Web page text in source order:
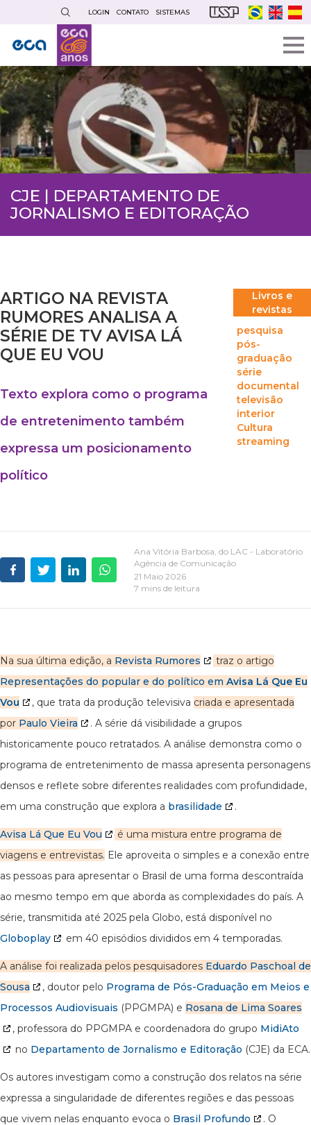
conteúdo
principal
LOGIN CONTATO SISTEMAS
CJE | DEPARTAMENTO DE
JORNALISMO E EDITORAÇÃO
ARTIGO NA REVISTA
RUMORES ANALISA A
SÉRIE DE TV AVISA LÁ
QUE EU VOU
Texto explora como o programa
de entretenimento também
expressa um posicionamento
político
Livros e
revistas
pesquisa
pós-
graduação
série
documental
televisão
interior
Cultura
streaming
Ana Vitória Barbosa, do LAC - Laboratório
Agência de Comunicação
21 Maio 2026
7 mins de leitura
Na sua última edição, a Revista Rumores
traz o artigo
Representações do popular e do político em Avisa Lá Que Eu
Vou
, que trata da produção televisiva criada e apresentada
por Paulo Vieira
. A série dá visibilidade a grupos
historicamente pouco retratados. A análise demonstra como o
programa de entretenimento de massa apresenta personagens
densos e reflete sobre diferentes realidades com profundidade,
em uma construção que explora a brasilidade .
Avisa Lá Que Eu Vou
é uma mistura entre programa de
viagens e entrevistas. Ele aproveita o simples e a conexão entre
as pessoas para apresentar o Brasil de uma forma descontraída
ao mesmo tempo em que aborda as complexidades do país. A
série, transmitida até 2025 pela Globo, está disponível no
Globoplay
em 40 episódios divididos em 4 temporadas.
A análise foi realizada pelos pesquisadores Eduardo Paschoal de
Sousa
, doutor pelo Programa de Pós-Graduação em Meios e
Processos Audiovisuais (PPGMPA) e Rosana de Lima Soares
, professora do PPGMPA e coordenadora do grupo MidiAto
no Departamento de Jornalismo e Editoração (CJE) da ECA.
Os autores investigam como a construção dos relatos na série
expressa a singularidade de diferentes regiões e das pessoas
que vivem nelas enquanto evoca o Brasil Profundo
. O